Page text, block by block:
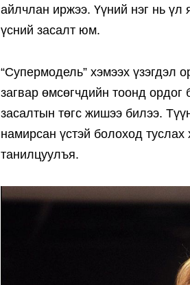
айлчлан иржээ. Үүний нэг нь үл
үсний засалт юм.
“Супермодель” хэмээх үзэгдэл
загвар өмсөгчдийн тоонд
засалтын төгс жишээ билээ.
намирсан үстэй болоход туслах
танилцуулъя.